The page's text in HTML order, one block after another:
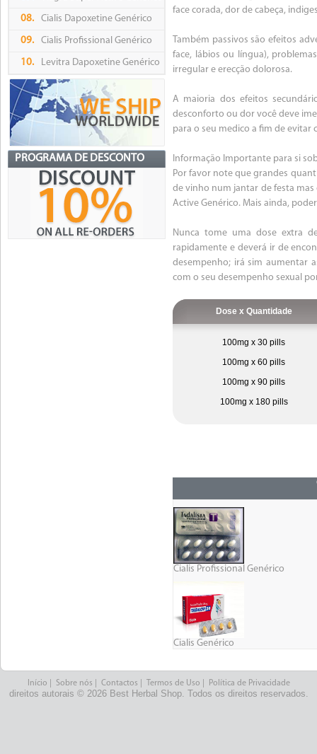
08. Cialis Dapoxetine Genérico
09. Cialis Profissional Genérico
10. Levitra Dapoxetine Genérico
PROGRAMA DE DESCONTO
face corada, dor de cabeça,
Também passivos são efeitos
face, lábios ou língua),
irregular e erecção dolorosa.
A maioria dos efeitos
desconforto ou dor você deve
para o seu medico a fim de evitar
Informação Importante para si
Por favor note que grandes
de vinho num jantar de festa
Active Genérico. Mais ainda,
Nunca tome uma dose extra
rapidamente e deverá ir de
desempenho; irá sim aumentar
com o seu desempenho sexual
Dose x Quantidade
100mg x 30 pills
100mg x 60 pills
100mg x 90 pills
100mg x 180 pills
Cialis Profissional Genérico
Cialis Genérico
Início Sobre nós Contactos Termos de Uso Política de Privacidade
direitos autorais © 2026 Best Herbal Shop. Todos os direitos reservados.